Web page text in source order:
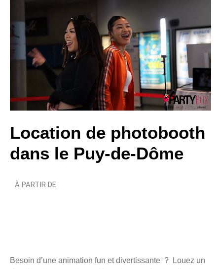
Location de photobooth
dans le Puy-de-Dôme
À PARTIR DE
Besoin d’une animation fun et divertissante ? Louez un